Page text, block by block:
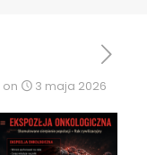
on 3 maja 2026